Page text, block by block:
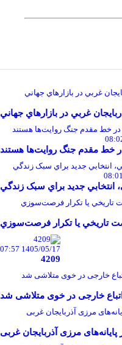
غربي در بازارهاي جهاني
خط مقدم جنگ روايت‌ها هستند
انتخابي جديد براي سبک زندگي
تاريخي يا تکرار فرصت‌سوزي
1405/05/17 07:57
4209
اتباع خارجی در خوی متلاشی شد